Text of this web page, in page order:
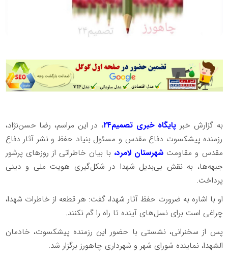
به گزارش خبر پایگاه خبری تصمیم۲۴
، در این مراسم، رضا حسن‌نژاد،
رزمنده پیشکسوت دفاع مقدس و مسئول بنیاد حفظ و نشر آثار دفاع
مقدس و مقاومت شهرستان لامرد، با بیان خاطراتی از روزهای پرشور
جبهه‌ها، به نقش بی‌بدیل شهدا در شکل‌گیری هویت ملی و دینی
پرداخت.
او با اشاره به ضرورت حفظ آثار شهدا، گفت: هر قطعه از خاطرات شهدا،
چراغی است برای نسل‌های آینده تا راه را گم نکنند.
پس از سخنرانی، نشستی با حضور این رزمنده پیشکسوت، خادمان
الشهدا، نماینده شورای شهر و شهرداری چاهورز برگزار شد.